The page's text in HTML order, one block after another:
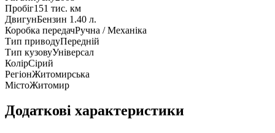
Пробіг151 тис. км
ДвигунБензин 1.40 л.
Коробка передачРучна / Механіка
Тип приводуПередній
Тип кузовуУніверсал
КолірСірий
РегіонЖитомирська
МістоЖитомир
Додаткові характеристики